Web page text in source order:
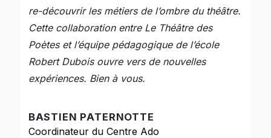
re-découvrir les métiers de l’ombre du théâtre.
Cette collaboration entre Le Théâtre des
Poètes et l’équipe pédagogique de l’école
Robert Dubois ouvre vers de nouvelles
expériences. Bien à vous.
BASTIEN PATERNOTTE
Coordinateur du Centre Ado